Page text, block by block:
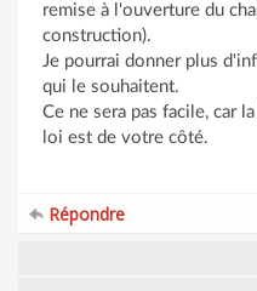
remise à l'ouverture du
construction).
Je pourrai donner plus
qui le souhaitent.
Ce ne sera pas facile, car
loi est de votre côté.
Répondre